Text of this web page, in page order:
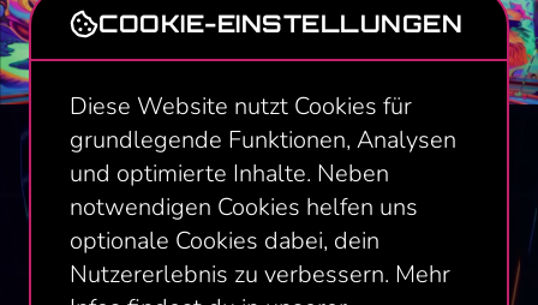
PAKETE UND PREISE
SCHWARZLICHT-
COOKIE-EINSTELLUNGEN
Diese Website nutzt Cookies für
grundlegende Funktionen, Analysen
und optimierte Inhalte. Neben
notwendigen Cookies helfen uns
optionale Cookies dabei, dein
Nutzererlebnis zu verbessern. Mehr